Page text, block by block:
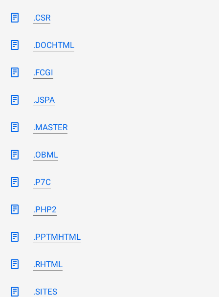
.CSR
.DOCHTML
.FCGI
.JSPA
.MASTER
.OBML
.P7C
.PHP2
.PPTMHTML
.RHTML
.SITES